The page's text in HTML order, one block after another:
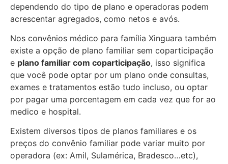
dependendo do tipo de plano e operadoras podem
acrescentar agregados, como netos e avós.
Nos convênios médico para família Xinguara também
existe a opção de plano familiar sem coparticipação
e plano familiar com coparticipação, isso significa
que você pode optar por um plano onde consultas,
exames e tratamentos estão tudo incluso, ou optar
por pagar uma porcentagem em cada vez que for ao
medico e hospital.
Existem diversos tipos de planos familiares e os
preços do convênio familiar pode variar muito por
operadora (ex: Amil, Sulamérica, Bradesco…etc),